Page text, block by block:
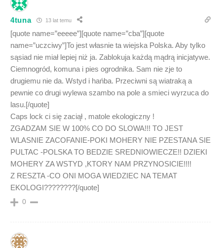
4tuna 13 lat temu
[quote name=”eeeee”][quote name=”cba”][quote
name=”uczciwy”]To jest własnie ta wiejska Polska. Aby tylko
sąsiad nie miał lepiej niż ja. Zablokuja każdą mądrą inicjatywe.
Ciemnogród, komuna i pies ogrodnika. Sam nie zje to
drugiemu nie da. Wstyd i hańba. Przeciwni są wiatraką a
pewnie co drugi wylewa szambo na pole a smieci wyrzuca do
lasu.[/quote]
Caps lock ci się zaciął , matole ekologiczny !
ZGADZAM SIE W 100% CO DO SLOWA!!! TO JEST
WLASNIE ZACOFANIE-POKI MOHERY NIE PZESTANA SIE
PULTAC -POLSKA TO BEDZIE SREDNIOWIECZE!! DZIEKI
MOHERY ZA WSTYD ,KTORY NAM PRZYNOSICIE!!!!
Z RESZTA -CO ONI MOGA WIEDZIEC NA TEMAT
EKOLOGI????????[/quote]
0